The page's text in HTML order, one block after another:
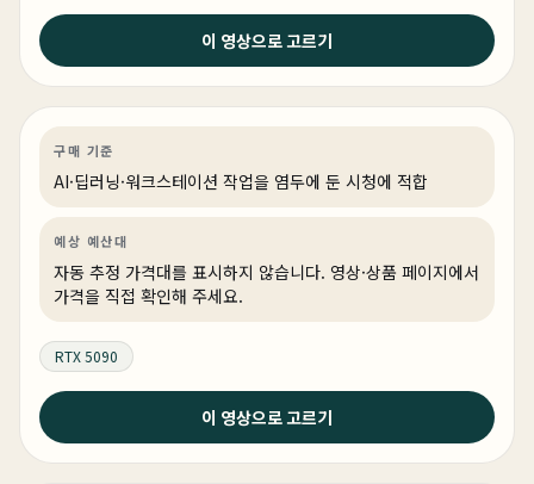
이 영상으로 고르기
AI·딥러닝
2026년 5월 8일
아무나 못사는 65만원짜리 끝판대장! 그래도 메모리보다
는 싸다 ㅎ
구매 기준
AI·딥러닝·워크스테이션 작업을 염두에 둔 시청에 적합
예상 예산대
자동 추정 가격대를 표시하지 않습니다. 영상·상품 페이지에서
가격을 직접 확인해 주세요.
RTX 5090
이 영상으로 고르기
2026년 4월 30일
이 가격에 이 스펙이 된다고 ? 5월 컴퓨터 추천 정리 끝 !
(3개월만에 업로드 합니다.)